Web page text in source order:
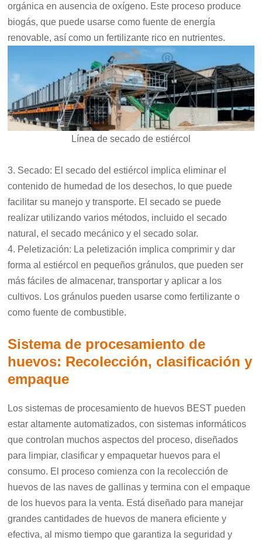
orgánica en ausencia de oxígeno. Este proceso produce
biogás, que puede usarse como fuente de energía
renovable, así como un fertilizante rico en nutrientes.
Línea de secado de estiércol
3. Secado: El secado del estiércol implica eliminar el
contenido de humedad de los desechos, lo que puede
facilitar su manejo y transporte. El secado se puede
realizar utilizando varios métodos, incluido el secado
natural, el secado mecánico y el secado solar.
4. Peletización: La peletización implica comprimir y dar
forma al estiércol en pequeños gránulos, que pueden ser
más fáciles de almacenar, transportar y aplicar a los
cultivos. Los gránulos pueden usarse como fertilizante o
como fuente de combustible.
Sistema de procesamiento de
huevos: Recolección, clasificación y
empaque
Los sistemas de procesamiento de huevos BEST pueden
estar altamente automatizados, con sistemas informáticos
que controlan muchos aspectos del proceso, diseñados
para limpiar, clasificar y empaquetar huevos para el
consumo. El proceso comienza con la recolección de
huevos de las naves de gallinas y termina con el empaque
de los huevos para la venta. Está diseñado para manejar
grandes cantidades de huevos de manera eficiente y
efectiva, al mismo tiempo que garantiza la seguridad y